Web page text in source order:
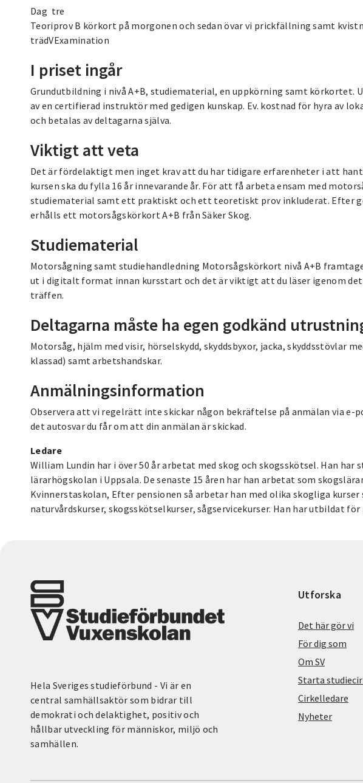
Dag tre
Teoriprov B körkort på morgonen och sedan övar vi prickfällning samt
trädVExamination
I priset ingår
Grundutbildning i nivå A+B, studiematerial, en uppkörning samt körkortet.
av en certifierad instruktör med gedigen kunskap. Ev. kostnad för hyra av
och betalas av deltagarna själva.
Viktigt att veta
Det är fördelaktigt men inget krav att du har tidigare erfarenheter i att
kursen ska du fylla 16 år innevarande år. För att få arbeta ensam med
studiematerial samt ett praktiskt och ett teoretiskt prov inkluderat. Efter
erhålls ett motorsågskörkort A+B från Säker Skog.
Studiematerial
Motorsågning samt studiehandledning Motorsågskörkort nivå A+B
ut i digitalt format innan kursstart och det är viktigt att du läser igenom
träffen.
Deltagarna måste ha egen godkänd
Motorsåg, hjälm med visir, hörselskydd, skyddsbyxor, jacka, skyddsstövlar
klassad) samt arbetshandskar.
Anmälningsinformation
Observera att vi regelrätt inte skickar någon bekräftelse på anmälan via e-
det autosvar du får om att din anmälan är skickad.
Ledare
William Lundin har i över 50 år arbetat med skog och skogsskötsel. Han har
lärarhögskolan i Uppsala. De senaste 15 åren har han arbetat som
Kvinnerstaskolan, Efter pensionen så arbetar han med olika skogliga
naturvårdskurser, skogsskötselkurser, sågservicekurser. Han har utbildat
Hela Sveriges studieförbund - Vi är en
central samhällsaktör som bidrar till
demokrati och delaktighet, positiv och
hållbar utveckling för människor, miljö och
samhällen.
Utforska
Det här gör vi
För dig som
Om SV
Starta
Cirkelledare
Nyheter